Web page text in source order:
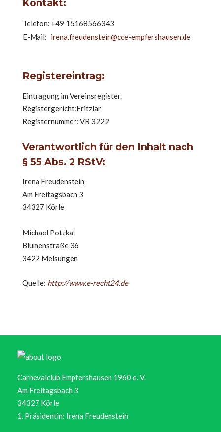
Kontakt:
Telefon: +49 15168566343
E-Mail: irena.freudenstein@cce-empfershausen.de
Registereintrag:
Eintragung im Vereinsregister.
Registergericht:Fritzlar
Registernummer: VR 3222
Verantwortlich für den Inhalt nach
§ 55 Abs. 2 RStV:
Irena Freudenstein
Am Freitagsbach 3
34327 Körle
Michael Potzkai
Blumenstraße 36
3422 Melsungen
Quelle: http://www.e-recht24.de
Carnevalclub Empfershausen 1960 e. V.
Am Freitagsbach 3
34327 Körle
1. Präsidentin: Irena Freudenstein